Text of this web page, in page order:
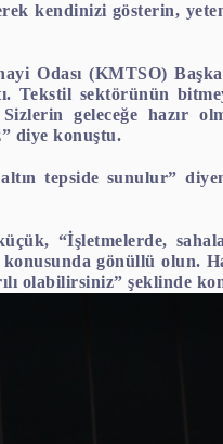
kendinizi gösterin,
Odası (KMTSO)
Tekstil sektörünün
geleceğe hazır
diye konuştu.
tepside sunulur”
“İşletmelerde,
gönüllü olun.
olabilirsiniz” şeklinde